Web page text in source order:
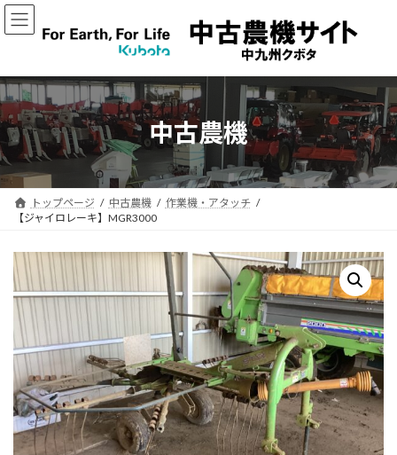
コ
ン
ツ
へ
ス
キ
ッ
プ
ナ
ビ
シ
ョ
ン
に
移
動
中古農機
トップページ 中古農機
作業機・アタッチ
【ジャイロレーキ】MGR3000